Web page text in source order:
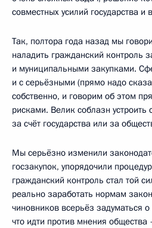
совместных усилий государства и
Так, полтора года назад мы
наладить гражданский контроль
и муниципальными закупками.
и с серьёзными (прямо надо
собственно, и говорим об этом
рисками. Велик соблазн
за счёт государства или за
Мы серьёзно изменили
госзакупок, упорядочили
гражданский контроль стал той
реально заработать нормам
чиновников всерьёз задуматься
что идти против мнения